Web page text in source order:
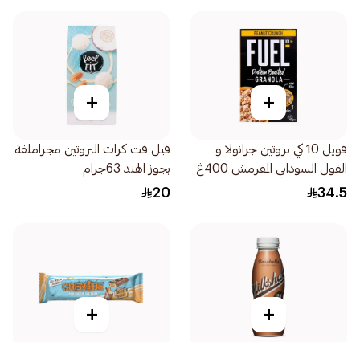
+
فويل 10 كي بروتين جرانولا و
الفول السوداني المقرمش 400غ
34.5
+
فيل فت كرات البروتين مجراملفة
بجوز الهند 63جرام
20
+
+